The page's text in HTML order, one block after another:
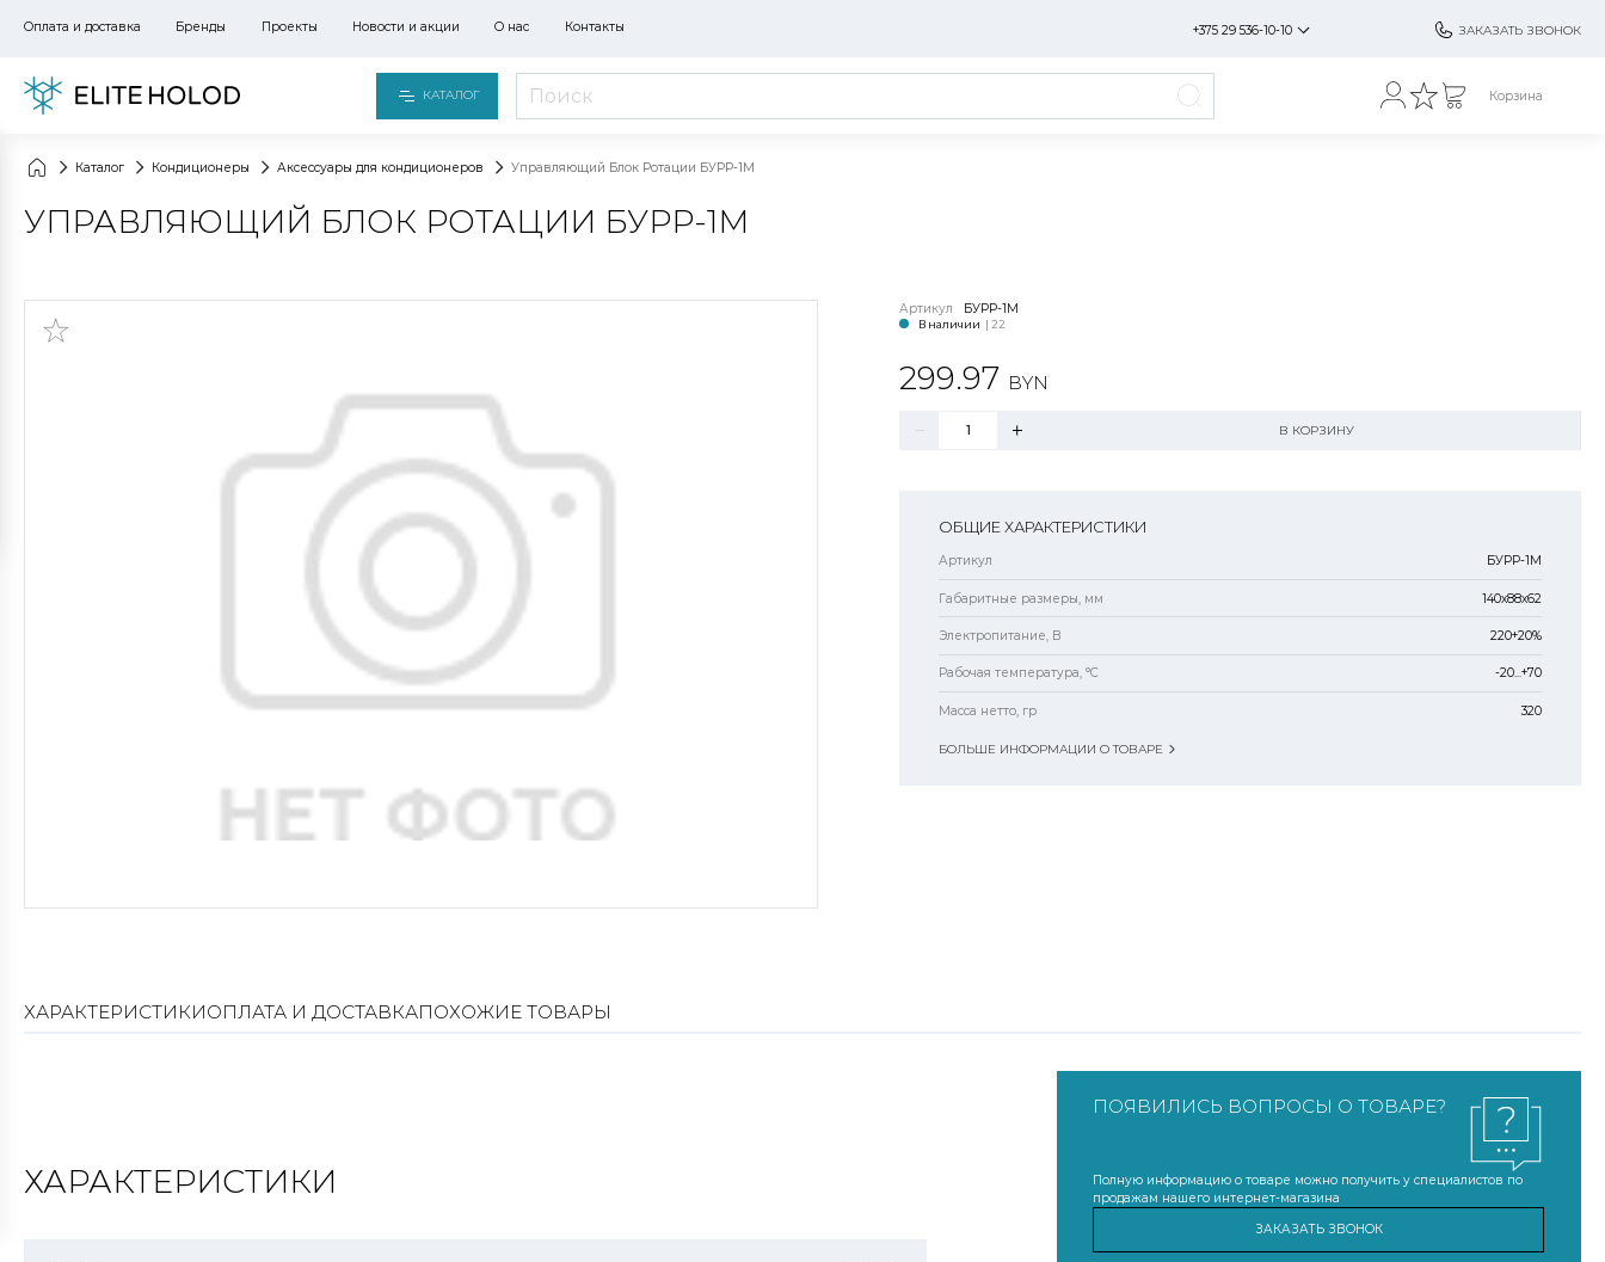
Оплата и доставка Бренды Проекты Новости и акции О нас Контакты +375 29 536-10-10 ЗАКАЗАТЬ ЗВОНОК
КАТАЛОГ Корзина
Каталог Кондиционеры Аксессуары для кондиционеров Управляющий Блок Ротации БУРР-1М
УПРАВЛЯЮЩИЙ БЛОК РОТАЦИИ БУРР-1М
Артикул БУРР-1М
В наличии | 22
299.97 BYN
В КОРЗИНУ
ОБЩИЕ ХАРАКТЕРИСТИКИ
Артикул БУРР-1М
Габаритные размеры, мм 140х88х62
Электропитание, В 220+20%
Рабочая температура, °C -20...+70
Масса нетто, гр 320
БОЛЬШЕ ИНФОРМАЦИИ О ТОВАРЕ
ХАРАКТЕРИСТИКИОПЛАТА И ДОСТАВКАПОХОЖИЕ ТОВАРЫ
ПОЯВИЛИСЬ ВОПРОСЫ О ТОВАРЕ?
Полную информацию о товаре можно получить у специалистов по
продажам нашего интернет-магазина
ЗАКАЗАТЬ ЗВОНОК
ХАРАКТЕРИСТИКИ